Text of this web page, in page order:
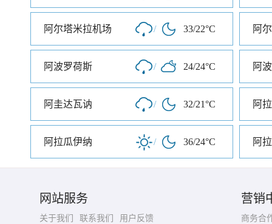
阿尔塔米拉机场 / 33/22°C 阿
阿波罗荷斯 / 24/24°C 阿
阿圭达瓦讷 / 32/21°C 阿
阿拉瓜伊纳 / 36/24°C 阿
网站服务
关于我们 联系我们
用户反馈
营销
商务合